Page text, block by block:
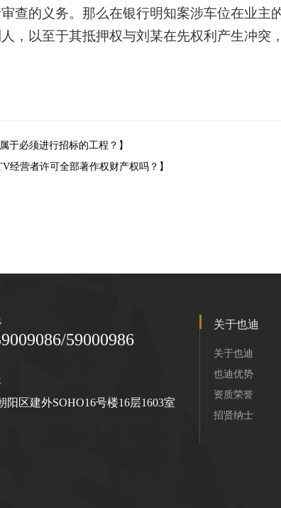
查的义务。那么在银行明知案涉车位在业
，以至于其抵押权与刘某在先权利产生冲突
于必须进行招标的工程？】
经营者许可全部著作权财产权吗？】
59000986
阳区建外SOHO16号楼16层1603室
关于也迪
关于也迪
也迪优势
资质荣誉
招贤纳士